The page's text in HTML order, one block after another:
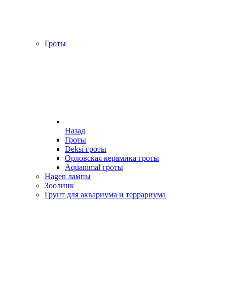
Гроты
Назад
Гроты
Deksi гроты
Орловская керамика гроты
Aquanimal гроты
Hagen лампы
Зоолинк
Грунт для аквариума и террариума